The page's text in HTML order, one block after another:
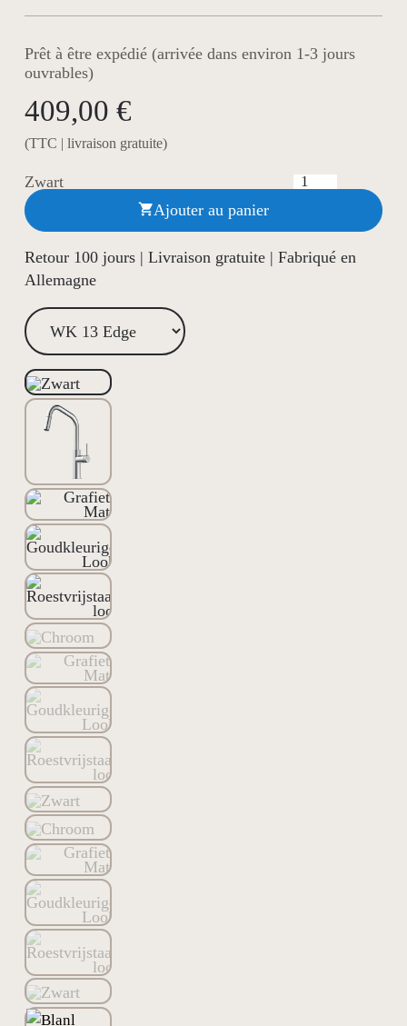
Prêt à être expédié (arrivée dans environ 1-3 jours
ouvrables)
409,00 €
(TTC | livraison gratuite)
Zwart
Ajouter au panier
Retour 100 jours | Livraison gratuite | Fabriqué en
Allemagne